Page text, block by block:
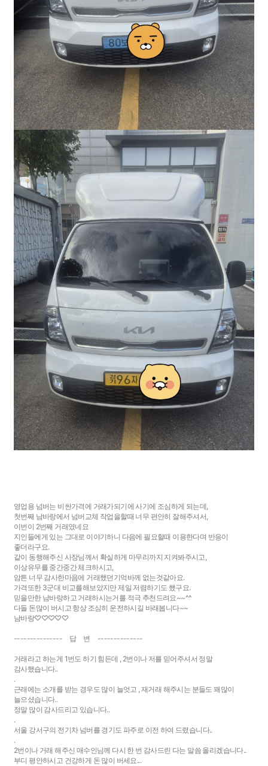
영업용 넘버는 비싼가격에 거래가되기에 사기에 조심하게 되는데,
첫번째 남바랑에서 넘버교체 작업을할때 너무 편안히 잘해주셔서,
이번이 2번째 거래였네요
지인들에게 있는 그대로 이야기하니 다음에 필요할때 이용한다며 반응이
좋더라구요.
같이 동행해주신 사장님께서 확실하게 마무리까지 지켜봐주시고,
이상유무를 중간중간 체크하시고,
암튼 너무 감사한마음에 거래했던기억바께 없는것같아요.
가격또한 3군대 비교를해보았지만 제일 저렴하기도 했구요.
믿을만한 남바랑하고 거래하시는거를 적극 추천드려요~~^^
다들 돈많이 버시고 항상 조심히 운전하시길 바래봅니다~~
남바랑♡♡♡♡♡
--------------- 답 변 --------------
거래라고 하는게 1번도 하기 힘든데 , 2번이나 저를 믿어주셔서 정말
감사했습니다..
.
근래에는 소개를 받는 경우도 많이 늘엇고 , 재거래 해주시는 분들도 꽤많이
늘으셨습니다..
정말 많이 감사드리고 있습니다..
.
서울 강서구의 전기차 넘버를 경기도 파주로 이전 하여 드렸습니다..
.
2번이나 거래 해주신 매수인님께 다시 한 번 감사드린 다는 말씀 올리겠습니다..
부디 평안하시고 건강하게 돈 많이 버세요...